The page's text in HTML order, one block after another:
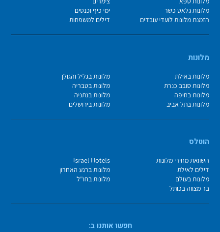
מלונות גלאט כשר
ימי כיף וכנסים
הזמנת מלונות לועדי עובדים
דילים למשפחות
מלונות
מלונות באילת
מלונות בגליל והגולן
מלונות סובב כנרת
מלונות בטבריה
מלונות בחיפה
מלונות בנתניה
מלונות בתל אביב
מלונות בירושלים
הוטלס
השוואת מחירי מלונות
Israel Hotels
דילים לאילת
מלונות ברגע האחרון
מלונות בעולם
מלונות בחו"ל
בר מצווה בכותל
חפשו אותנו ב: